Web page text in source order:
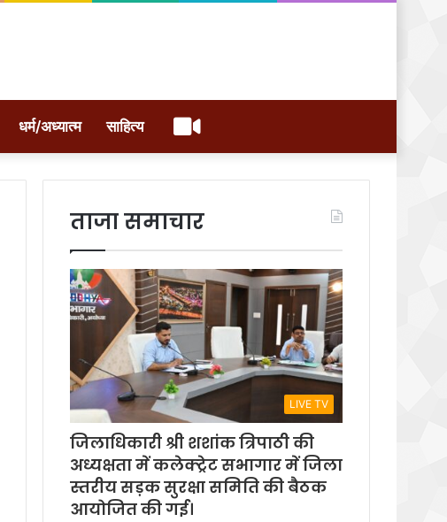
धर्म/अध्यात्म साहित्य वीडियो
ताजा समाचार
LIVE TV
जिलाधिकारी श्री शशांक त्रिपाठी की
अध्यक्षता में कलेक्ट्रेट सभागार में जिला
स्तरीय सड़क सुरक्षा समिति की बैठक
आयोजित की गई।